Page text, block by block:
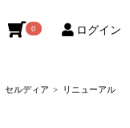
0 ログイン
セルディア リニューアル